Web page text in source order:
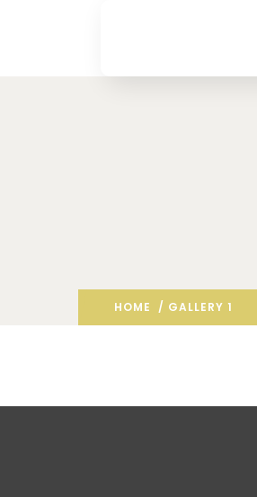
HOME / GALLERY 1